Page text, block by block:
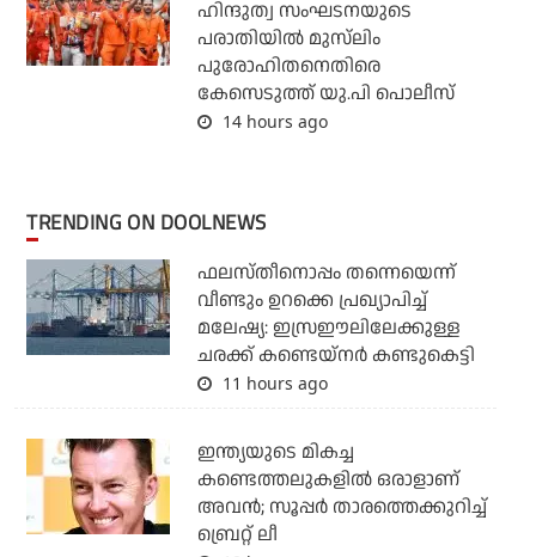
ഹിന്ദുത്വ സംഘടനയുടെ
പരാതിയില്‍ മുസ്‌ലിം
പുരോഹിതനെതിരെ
കേസെടുത്ത് യു.പി പൊലീസ്
14 hours ago
TRENDING ON DOOLNEWS
ഫലസ്തീനൊപ്പം തന്നെയെന്ന്
വീണ്ടും ഉറക്കെ പ്രഖ്യാപിച്ച്
മലേഷ്യ: ഇസ്രഈലിലേക്കുള്ള
ചരക്ക് കണ്ടെയ്‌നര്‍ കണ്ടുകെട്ടി
11 hours ago
ഇന്ത്യയുടെ മികച്ച
കണ്ടെത്തലുകളില്‍ ഒരാളാണ്
അവന്‍; സൂപ്പര്‍ താരത്തെക്കുറിച്ച്
ബ്രെറ്റ് ലീ